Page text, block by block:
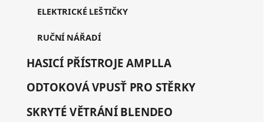
ELEKTRICKÉ LEŠTIČKY
RUČNÍ NÁŘADÍ
HASICÍ PŘÍSTROJE AMPLLA
ODTOKOVÁ VPUSŤ PRO STĚRKY
SKRYTÉ VĚTRÁNÍ BLENDEO